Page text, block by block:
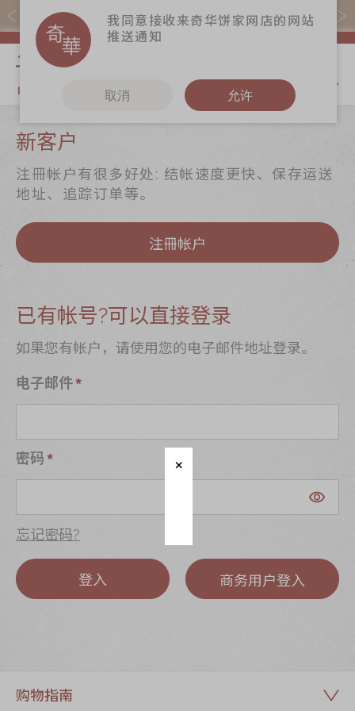
易赏钱会员凭推广码购买现货产品可赚易赏钱($5=1分)
关于奇华
奇华传奇
最新推广
商务销售
奇华网志
奇华饼食
贺年食品
手信礼品
时令食品
FRIENDS礼盒
所有产品
产品价目表
更多
奇华工作坊
EN 繁體
已有帐号?可以直接登录
如果您有帐户，请使用您的电子邮件地址登录。
电子邮件
密码
登入 商务用户登入
忘记密码?
新客户
注冊帐户有很多好处: 结帐速度更快、保存运送
地址、追踪订单等。
注冊帐户
购物指南
我同意接收来奇华饼家网店的网站
推送通知
取消 允许